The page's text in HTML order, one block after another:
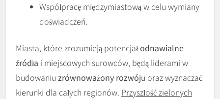
Współpracę międzymiastową w celu wymiany
doświadczeń.
Miasta, które zrozumieją potencjałodnawialne
źródła i miejscowych surowców, będą liderami w
budowaniu zrównoważony rozwóju oraz wyznaczać
kierunki dla całych regionów. Przyszłość zielonych